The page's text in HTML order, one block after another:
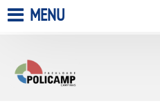
A FACULDADE
MENU